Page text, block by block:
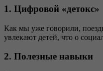
1. Цифровой «детокс»
Как мы уже говорили,
увлекают детей, что о
2. Полезные навыки